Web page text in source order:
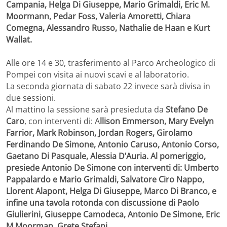
Campania, Helga Di Giuseppe, Mario Grimaldi, Eric M.
Moormann, Pedar Foss, Valeria Amoretti, Chiara
Comegna, Alessandro Russo, Nathalie de Haan e Kurt
Wallat.
Alle ore 14 e 30, trasferimento al Parco Archeologico di
Pompei con visita ai nuovi scavi e al laboratorio.
La seconda giornata di sabato 22 invece sarà divisa in
due sessioni.
Al mattino la sessione sarà presieduta da Stefano De
Caro, con interventi di: Allison Emmerson, Mary Evelyn
Farrior, Mark Robinson, Jordan Rogers, Girolamo
Ferdinando De Simone, Antonio Caruso, Antonio Corso,
Gaetano Di Pasquale, Alessia D’Auria. Al pomeriggio,
presiede Antonio De Simone con interventi di: Umberto
Pappalardo e Mario Grimaldi, Salvatore Ciro Nappo,
Llorent Alapont, Helga Di Giuseppe, Marco Di Branco, e
infine una tavola rotonda con discussione di Paolo
Giulierini, Giuseppe Camodeca, Antonio De Simone, Eric